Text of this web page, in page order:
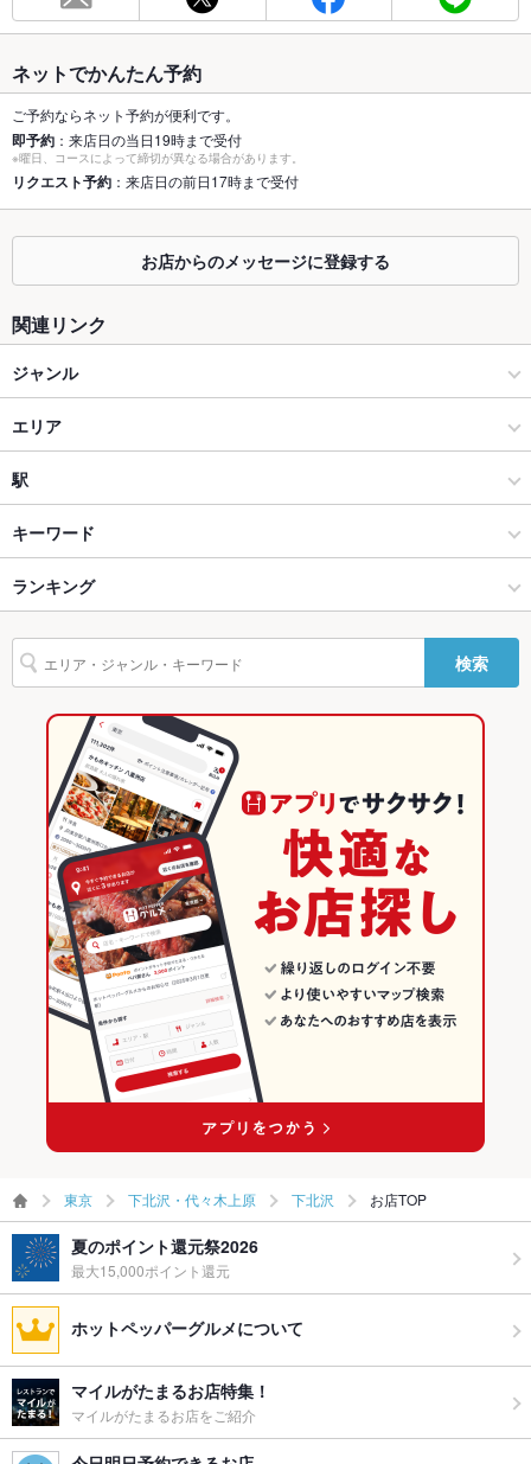
最大宴会収
50人(貸切は40名様～OK★)
個室 あり
座敷 なし
掘りごたつ あり
カウンター あり
ソファー なし
テラス席
貸切
設備
Wi-Fi
ー
駐車場
その他設備 －
その他
飲み放題 あり
食べ放題 なし
カクテル充実、焼酎充実、日本酒充実、ワイン充実
お子様連れ お子様連れ不可
ウェディン
グパーティ
ー二次会
－
－
ネットでかんたん予約
ご予約ならネット予約が便利です。
即予約 ：来店日の当日19時まで受付
※曜日、コースによって締切が異なる場合があります。
リクエスト予約 ：来店日の前日17時まで受付
お店からのメッセージに登録する
関連リンク
ジャンル
居酒屋
和風
下北沢・代々木上原 × 居酒屋
下北沢・代々木上原 × 和風
下北沢駅 × 居酒屋
下北沢駅 × 和風
エリア
下北沢
下北沢 × 居酒屋
下北沢 × 和風
東京
東京 × 居酒屋
東京 × 和風
駅
笹塚駅
三軒茶屋駅
下北沢駅
キーワード
お茶漬け
うどん 焼きそば ちゃんこ鍋 カルボナーラ
ランキング
東京のグルメランキング
東京の居酒屋ランキング
下北沢・代々木上原のグルメランキング
下北沢・代々木上原の居酒屋ランキング
下北沢のグルメランキング
下北沢の居酒屋ランキング
検索
東京 下北沢・代々木上原 下北沢 お店TOP
夏のポイント還元祭2026
最大15,000ポイント還元
ホットペッパーグルメについて
マイルがたまるお店特集！
マイルがたまるお店をご紹介